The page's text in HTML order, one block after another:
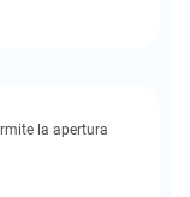
la apertura